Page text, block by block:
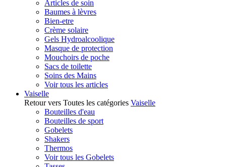
Articles de soin
Baumes à lèvres
Bien-etre
Crème solaire
Gels Hydroalcoolique
Masque de protection
Mouchoirs de poche
Sacs de toilette
Soins des Mains
Voir tous les articles
Vaiselle
Retour vers Toutes les catégories Vaiselle
Bouteilles d'eau
Bouteilles de sport
Gobelets
Shakers
Thermos
Voir tous les Gobelets